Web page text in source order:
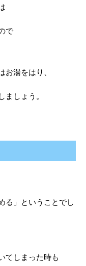
で
お湯をはり、
ましょう。
る」ということでし
てしまった時も